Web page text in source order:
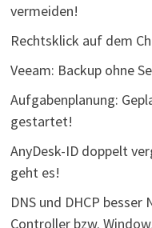
vermeiden!
Rechtsklick auf dem
Veeam: Backup ohne
Aufgabenplanung:
gestartet!
AnyDesk-ID doppelt
geht es!
DNS und DHCP
Controller bzw.